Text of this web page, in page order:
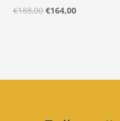
€188,00Oorspronkelijke
€164,00Huidige